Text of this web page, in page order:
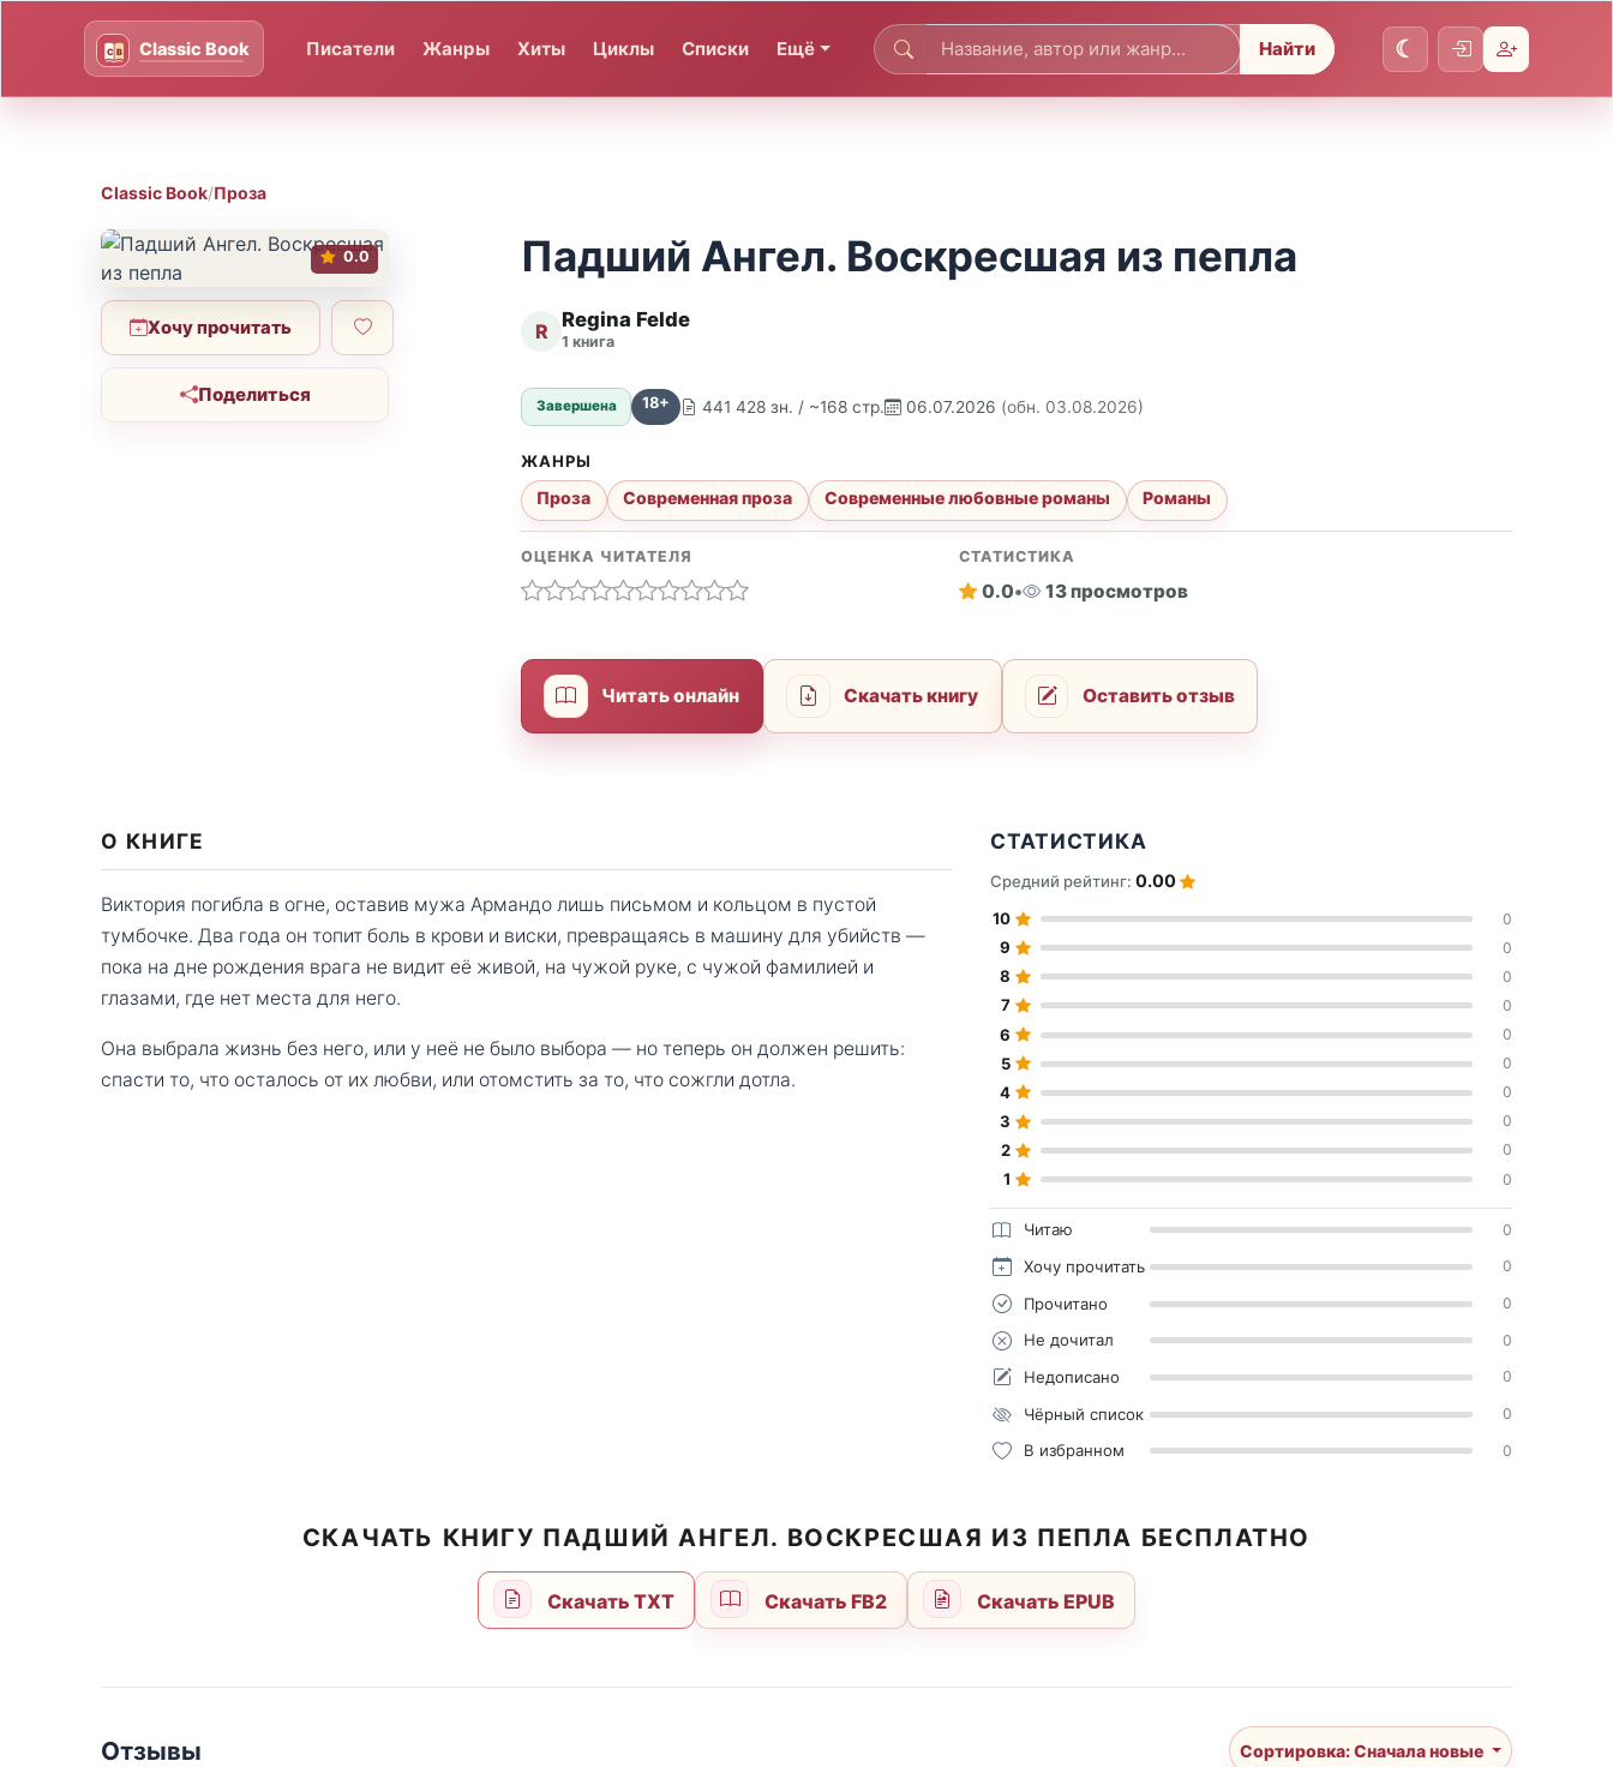
Писатели Жанры Хиты Циклы Списки Ещё Найти
Classic Book/Проза
0.0
Хочу прочитать
Поделиться
Падший Ангел. Воскресшая из пепла
R Regina Felde
1 книга
Завершена 18+ 441 428 зн. / ~168 стр. 06.07.2026 (обн. 03.08.2026)
ЖАНРЫ
Проза Современная проза Современные любовные романы Романы
ОЦЕНКА ЧИТАТЕЛЯ СТАТИСТИКА
0.0• 13 просмотров
Читать онлайн Скачать книгу Оставить отзыв
О КНИГЕ
Виктория погибла в огне, оставив мужа Армандо лишь письмом и кольцом в пустой
тумбочке. Два года он топит боль в крови и виски, превращаясь в машину для убийств —
пока на дне рождения врага не видит её живой, на чужой руке, с чужой фамилией и
глазами, где нет места для него.
Она выбрала жизнь без него, или у неё не было выбора — но теперь он должен решить:
спасти то, что осталось от их любви, или отомстить за то, что сожгли дотла.
СТАТИСТИКА
Средний рейтинг:0.00
10 0
9 0
8 0
7 0
6 0
5 0
4 0
3 0
2 0
1 0
Читаю 0
Хочу прочитать 0
Прочитано 0
Не дочитал 0
Недописано 0
Чёрный список 0
В избранном 0
СКАЧАТЬ КНИГУ ПАДШИЙ АНГЕЛ. ВОСКРЕСШАЯ ИЗ ПЕПЛА БЕСПЛАТНО
Скачать TXT Скачать FB2 Скачать EPUB
Отзывы Сортировка: Сначала новые